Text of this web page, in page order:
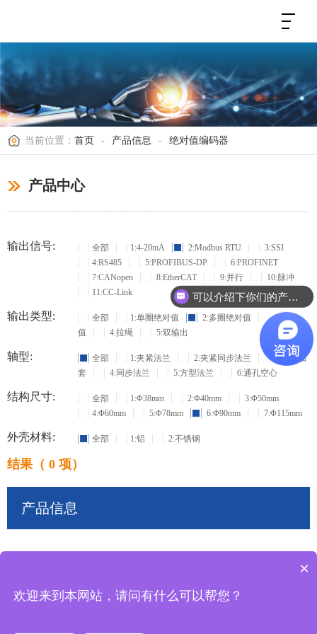
当前位置： 首页 - 产品信息 - 绝对值编码器
产品中心
输出信号: 全部 1:4-20mA 2:Modbus RTU
3:SSI
4:RS485
5:PROFIBUS-DP
6:PROFINET
7:CANopen
8:EtherCAT 9:并行
10:脉冲
11:CC-Link
输出类型: 全部 1:单圈绝对值 2:多圈绝对值
3:增量
值
4:拉绳 5:双输出
轴型: 全部 1:夹紧法兰 2:夹紧同步法兰
3:盲孔轴
套
4:同步法兰 5:方型法兰 6:通孔空心
结构尺寸: 全部 1:Φ38mm 2:Φ40mm
3:Φ50mm
4:Φ60mm
5:Φ78mm 6:Φ90mm 7:Φ115mm
外壳材料: 全部 1:铝 2:不锈钢
结果（ 0 项）
产品信息
可以介绍下你们的产品么？
×
欢迎来到本网站，请问有什么可以帮您？